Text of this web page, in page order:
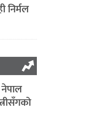
निर्मल
नेपाल